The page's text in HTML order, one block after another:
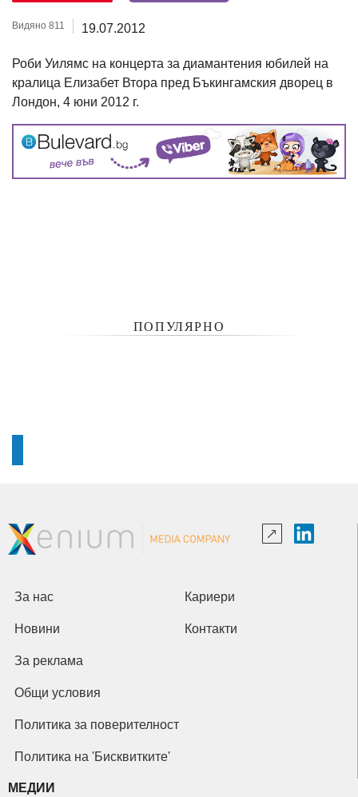
Видяно 811 19.07.2012
Роби Уилямс на концерта за диамантения юбилей на
кралица Елизабет Втора пред Бъкингамския дворец в
Лондон, 4 юни 2012 г.
ПОПУЛЯРНО
За нас Кариери
Новини Контакти
За реклама
Общи условия
Политика за поверителност
Политика на 'Бисквитките'
МЕДИИ